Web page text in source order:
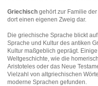
Griechisch gehört zur Familie
dort einen eigenen Zweig dar.
Die griechische Sprache blickt
Sprache und Kultur des antiken
Kultur maßgeblich geprägt.
Weltgeschichte, wie die
Aristoteles oder das Neue
Vielzahl von altgriechischen
moderne Sprachen gefunden.